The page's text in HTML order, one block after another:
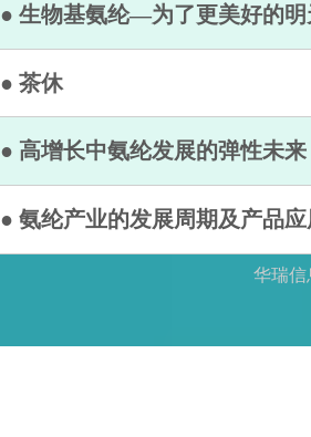
● 生物基氨纶—为了更美好的明
● 茶休
● 高增长中氨纶发展的弹性未来
● 氨纶产业的发展周期及产品
华瑞信